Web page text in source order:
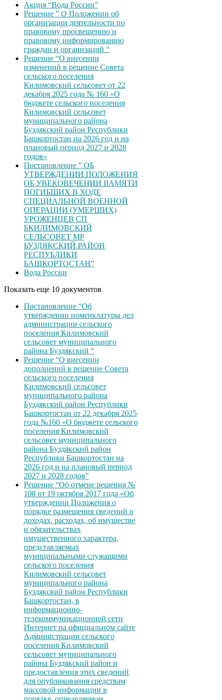
Акция “Вода России”
Решение ” О Положении об
организации деятельности по
правовому просвещению и
правовому информированию
граждан и организаций “
Решение “О внесении
изменений в решение Совета
сельского поселения
Килимовский сельсовет от 22
декабря 2025 года № 160 «О
бюджете сельского поселения
Килимовский сельсовет
муниципального района
Буздякский район Республики
Башкортостан на 2026 год и на
плановый период 2027 и 2028
годов»
Постановление ” ОБ
УТВЕРЖДЕНИИ ПОЛОЖЕНИЯ
ОБ УВЕКОВЕЧЕНИИ ІІАМЯТИ
ПОГИБШИХ В ХОДЕ
СПЕЦИАЛЬНОЙ ВОЕННОЙ
ОПЕРАЦИИ (УМЕРШИХ)
УРОЖЕНЦЕВ CП
БКИЛИМОВСКИЙ
СЕЛЬСОВЕТ МР
БУЗДЯКСКИЙ РАЙОН
РЕСПУБЛИКИ
БАШКОРТОСТАН”
Вода России
Показать еще 10 документов
Постановление “Об
утверждении номенклатуры дел
администрации сельского
поселения Килимовский
сельсовет муниципального
района Буздякский “
Решение “О внесении
дополнений в решение Совета
сельского поселения
Килимовский сельсовет
муниципального района
Буздякский район Республики
Башкортостан от 22 декабря 2025
года №160 «О бюджете сельского
поселения Килимовский
сельсовет муниципального
района Буздякский район
Республики Башкортостан на
2026 год и на плановый период
2027 и 2028 годов”
Решение “Об отмене решения №
108 от 19 октября 2017 года «Об
утверждении Положения о
порядке размещения сведений о
доходах, расходах, об имуществе
и обязательствах
имущественного характера,
представляемых
муниципальными служащими
сельского поселения
Килимовский сельсовет
муниципального района
Буздякский район Республики
Башкортостан, в
информационно-
телекоммуникационной сети
Интернет на официальном сайте
Администрации сельского
поселения Килимовский
сельсовет муниципального
района Буздякский район и
предоставления этих сведений
для опубликования средствам
массовой информации в